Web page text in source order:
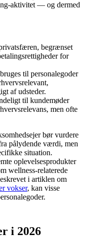
aktivitet — og dermed
begrænset
for
til personalegoder
af udsteder.
til kundemøder
men ofte
bør vurdere
pålydende værdi, men
situation.
oplevelsesprodukter
wellness-relaterede
i artiklen om
vokser, kan visse
i 2026